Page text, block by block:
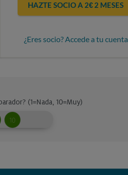
HAZTE SOCIO A 2€ 2 MESES
¿Eres socio? Accede a tu cuenta